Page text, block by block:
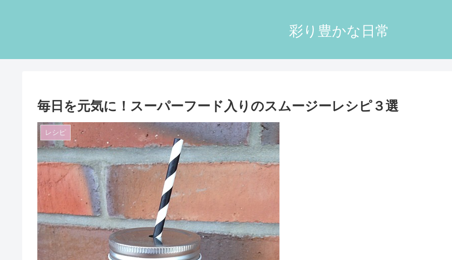
彩り豊かな日常
毎日を元気に！スーパーフード入りのスムージーレシピ３選
レシピ